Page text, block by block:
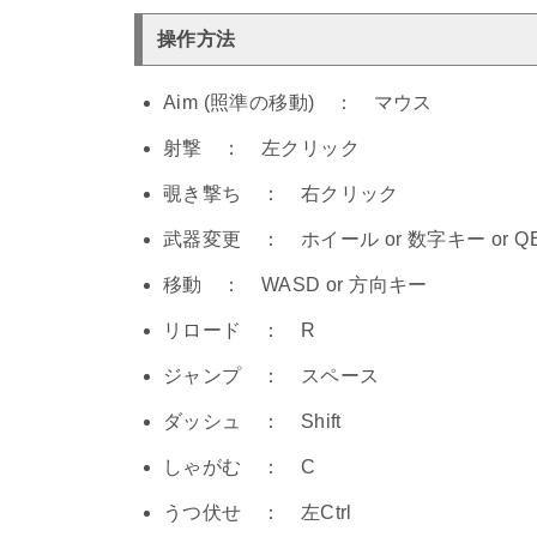
操作方法
Aim (照準の移動) ： マウス
射撃 ： 左クリック
覗き撃ち ： 右クリック
武器変更 ： ホイール or 数字キー or
移動 ： WASD or 方向キー
リロード ： R
ジャンプ ： スペース
ダッシュ ： Shift
しゃがむ ： C
うつ伏せ ： 左Ctrl